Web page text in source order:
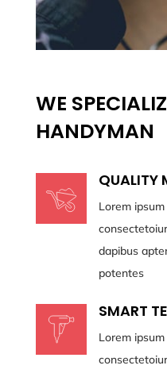
WE
HANDYMAN
QUALITY
Lorem
dapibus
potentes
SMART
Lorem